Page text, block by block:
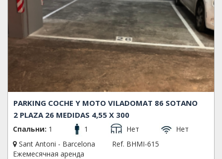
PARKING COCHE Y MOTO VILADOMAT 86 SOTANO
2 PLAZA 26 MEDIDAS 4,55 X 300
Спальни: 1 1 Нет
Нет
Sant Antoni - Barcelona
Ref. BHMI-615
Ежемесячная аренда